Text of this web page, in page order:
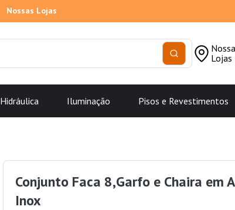
Nossas Lojas
Lojas
Hidráulica Iluminação Pisos e Revestimentos
Conjunto Faca 8,Garfo e Chaira em
Inox